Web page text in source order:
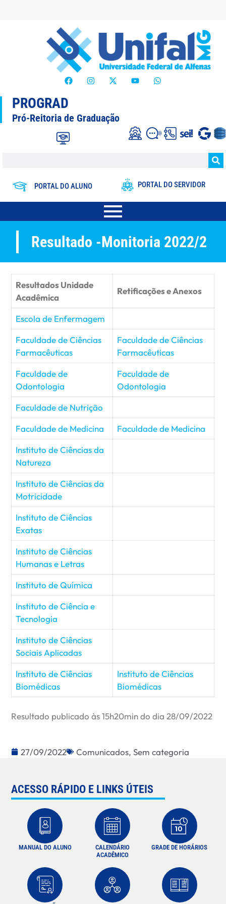
PROGRAD
Pró-Reitoria de Graduação
PORTAL DO ALUNO PORTAL DO SERVIDOR
Resultado -Monitoria 2022/2
Resultados Unidade
Acadêmica
Retificações e Anexos
Escola de Enfermagem
Faculdade de Ciências
Farmacêuticas
Faculdade de Ciências
Farmacêuticas
Faculdade de
Odontologia
Faculdade de
Odontologia
Faculdade de Nutrição
Faculdade de Medicina
Faculdade de Medicina
Instituto de Ciências da
Natureza
Instituto de Ciências da
Motricidade
Instituto de Ciências
Exatas
Instituto de Ciências
Humanas e Letras
Instituto de Química
Instituto de Ciência e
Tecnologia
Instituto de Ciências
Sociais Aplicadas
Instituto de Ciências
Biomédicas
Instituto de Ciências
Biomédicas
Resultado publicado às 15h20min do dia 28/09/2022
27/09/2022 Comunicados,Sem categoria
ACESSO RÁPIDO E LINKS ÚTEIS
MANUAL DO ALUNO
CALENDÁRIO
ACADÊMICO
GRADE DE HORÁRIOS